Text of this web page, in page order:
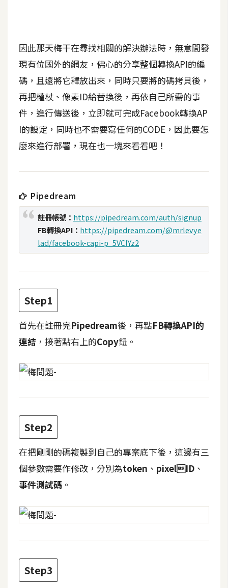
t
o
h
o
p
I
l
s
t
r
o
去
背
與
合
攝
影
攝
手
機
攝
影
操
因此那天梅干在尋找相關的解決辦法時，無意間發
現有位國外的網友，佛心的分享整個轉換API的編
碼，且還將它釋放出來，同時只要將的碼拷貝後，
再把權杖、像素ID給替換後，再依自己所需的事
件，進行傳送後，立即就可完成Facebook轉換AP
I的設定，同時也不需要寫任何的CODE，因此要怎
麼來進行部署，現在也一塊來看看吧！
Pipedream
註冊帳號： https://pipedream.com/auth/signup
FB轉換API： https://pipedream.com/@mrlevye
lad/facebook-capi-p_5VClYz2
Step1
首先在註冊完Pipedream後，再點FB轉換API的
連結 ，接著點右上的Copy鈕。
Step2
在把剛剛的碼複製到自己的專案底下後，這邊有三
個參數需要作修改，分別為token 、 pixelID 、
事件測試碼 。
Step3